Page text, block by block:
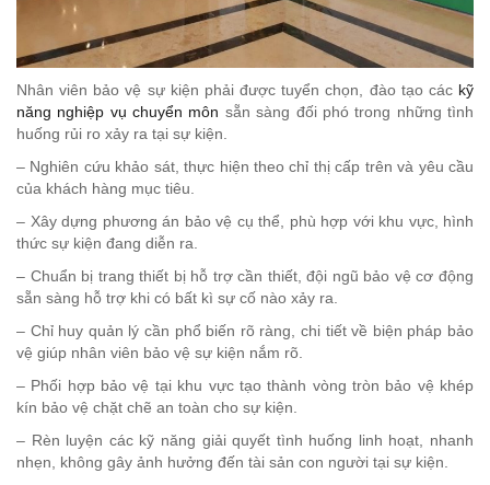
Nhân viên bảo vệ sự kiện phải được tuyển chọn, đào tạo các kỹ
năng nghiệp vụ chuyển môn sẵn sàng đối phó trong những tình
huống rủi ro xảy ra tại sự kiện.
– Nghiên cứu khảo sát, thực hiện theo chỉ thị cấp trên và yêu cầu
của khách hàng mục tiêu.
– Xây dựng phương án bảo vệ cụ thể, phù hợp với khu vực, hình
thức sự kiện đang diễn ra.
– Chuẩn bị trang thiết bị hỗ trợ cần thiết, đội ngũ bảo vệ cơ động
sẵn sàng hỗ trợ khi có bất kì sự cố nào xảy ra.
– Chỉ huy quản lý cần phổ biến rõ ràng, chi tiết về biện pháp bảo
vệ giúp nhân viên bảo vệ sự kiện nắm rõ.
– Phối hợp bảo vệ tại khu vực tạo thành vòng tròn bảo vệ khép
kín bảo vệ chặt chẽ an toàn cho sự kiện.
– Rèn luyện các kỹ năng giải quyết tình huống linh hoạt, nhanh
nhẹn, không gây ảnh hưởng đến tài sản con người tại sự kiện.